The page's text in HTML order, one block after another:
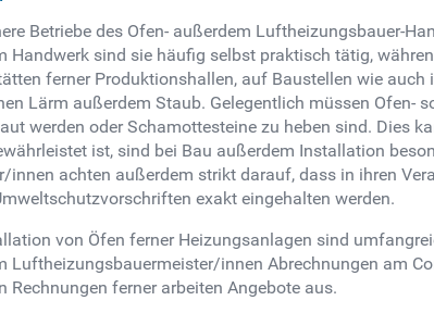
Betriebe des Ofen- außerdem Luftheizungsbauer-
Handwerk sind sie häufig selbst praktisch tätig,
ferner Produktionshallen, auf Baustellen wie
Lärm außerdem Staub. Gelegentlich müssen
werden oder Schamottesteine zu heben sind. Dies
ist, sind bei Bau außerdem Installation
achten außerdem strikt darauf, dass in ihren
exakt eingehalten werden.
von Öfen ferner Heizungsanlagen sind
Luftheizungsbauermeister/innen Abrechnungen am
ferner arbeiten Angebote aus.